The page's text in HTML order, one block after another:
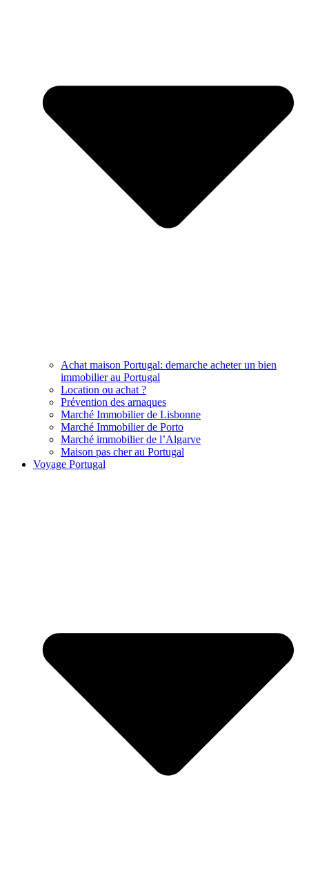
Achat maison Portugal: demarche acheter un bien
immobilier au Portugal
Location ou achat ?
Prévention des arnaques
Marché Immobilier de Lisbonne
Marché Immobilier de Porto
Marché immobilier de l’Algarve
Maison pas cher au Portugal
Voyage Portugal